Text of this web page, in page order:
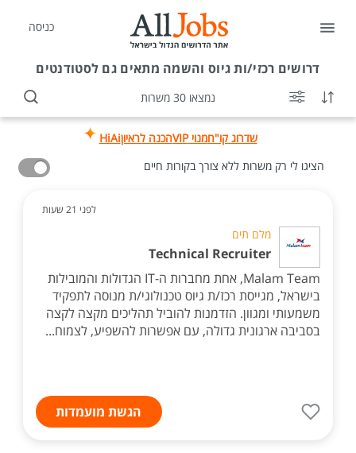
כניסה
דרושים רכזי/ות גיוס והשמה מתאים גם לסטודנטים
נמצאו 30 משרות
שדרוג קו"חמנוי VIP הכנה לראיוןHiAi
הציגו לי רק משרות ללא צורך בקורות חיים
לפני 21 שעות
מלם תים
Technical Recruiter
Malam Team, אחת מחברות ה-IT הגדולות והמובילות
בישראל, מגייסת רכז/ת גיוס טכנולוגי/ת מנוסה לתפקיד
משמעותי ומגוון. הזדמנות להוביל תהליכים מקצה לקצה
בסביבה ארגונית גדולה, עם אפשרות להשפיע, לצמוח...
הגשת מועמדות